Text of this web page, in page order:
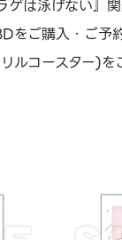
は泳げない』
をご購入・ご予
ルコースター)を